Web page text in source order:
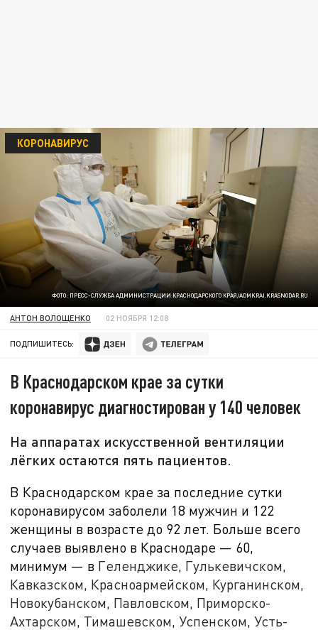
ФОТО: ПРЕСС-СЛУЖБА АДМИНИСТРАЦИИ КРАСНОДАРСКОГО КРАЯ/ADMKRAI.KRASNODAR.RU
КОРОНАВИРУС
АНТОН ВОЛОЩЕНКО 02 НОЯБРЯ 12:08
ПОДПИШИТЕСЬ:
В Краснодарском крае за сутки
коронавирус диагностирован у 140 человек
На аппаратах искусственной вентиляции
лёгких остаются пять пациентов.
В Краснодарском крае за последние сутки
коронавирусом заболели 18 мужчин и 122
женщины в возрасте до 92 лет. Больше всего
случаев выявлено в Краснодаре — 60,
минимум — в Геленджике, Гулькевичском,
Кавказском, Красноармейском, Курганинском,
Новокубанском, Павловском, Приморско-
Ахтарском, Тимашевском, Успенском, Усть-